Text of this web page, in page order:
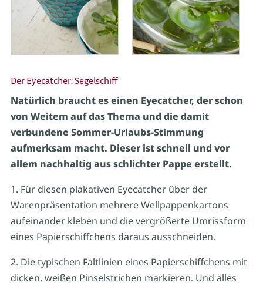
Der Eyecatcher: Segelschiff
Natürlich braucht es einen Eyecatcher, der schon
von Weitem auf das Thema und die damit
verbundene Sommer-Urlaubs-Stimmung
aufmerksam macht. Dieser ist schnell und vor
allem nachhaltig aus schlichter Pappe erstellt.
1. Für diesen plakativen Eyecatcher über der
Warenpräsentation mehrere Wellpappenkartons
aufeinander kleben und die vergrößerte Umrissform
eines Papierschiffchens daraus ausschneiden.
2. Die typischen Faltlinien eines Papierschiffchens mit
dicken, weißen Pinselstrichen markieren. Und alles